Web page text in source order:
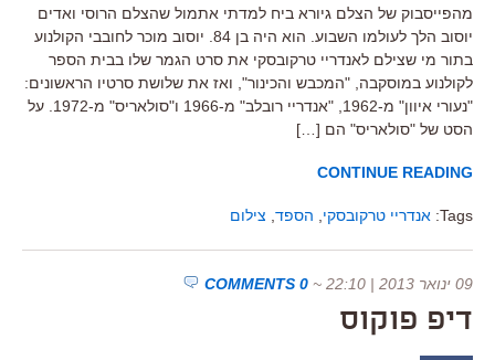
מהפייסבוק של הצלם גיורא ביח למדתי אתמול שהצלם הרוסי ואדים
יוסוב הלך לעולמו השבוע. הוא היה בן 84. יוסוב מוכר לחובבי הקולנוע
בתור מי שצילם לאנדריי טרקובסקי את סרט הגמר שלו בבית הספר
לקולנוע במוסקבה, "המכבש והכינור", ואז את שלושת סרטיו הראשונים:
"נעורי איוון" מ-1962, "אנדריי רובלב" מ-1966 ו"סולאריס" מ-1972. על
הסט של "סולאריס" הם […]
CONTINUE READING
Tags: אנדריי טרקובסקי הספד צילום
09 ינואר 2013 | 22:10 ~
0 COMMENTS
דיפ פוקוס